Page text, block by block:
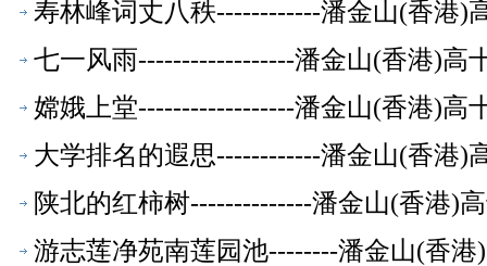
寿林峰词丈八秩------------潘金山(香港)
七一风雨------------------潘金山(香港)高
嫦娥上堂------------------潘金山(香港)高
大学排名的遐思------------潘金山(香港)
陕北的红柿树--------------潘金山(香港)
游志莲净苑南莲园池--------潘金山(香